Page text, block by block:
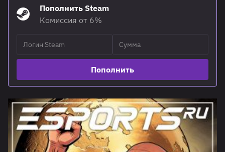
Пополнить Steam
Комиссия от 6%
Пополнить